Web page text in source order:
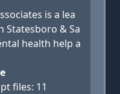
is a lea
Statesboro & Sa
health help a
files: 11